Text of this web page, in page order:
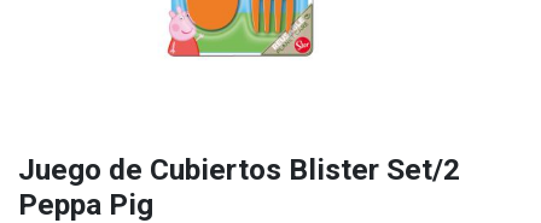
Juego de Cubiertos Blister Set/2
Peppa Pig